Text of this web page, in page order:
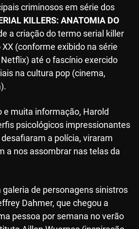
criminosos em série dos
KILLERS: ANATOMIA DO
a criação do termo serial killer
(conforme exibido na série
Netflix) até o fascínio exercido
na cultura pop (cinema,
e muita informação, Harold
psicológicos impressionantes
a polícia, viraram
a nos assombrar nas telas da
galeria de personagens sinistros
Dahmer, que chegou a
pessoa por semana no verão